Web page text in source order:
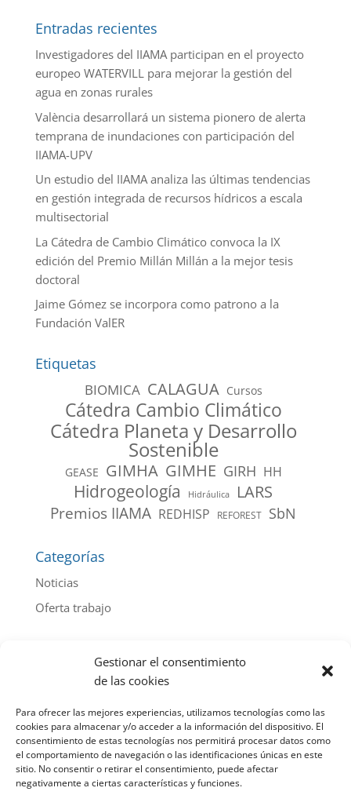
Gestionar el consentimiento
de las cookies
Para ofrecer las mejores experiencias, utilizamos tecnologías como las
cookies para almacenar y/o acceder a la información del dispositivo. El
consentimiento de estas tecnologías nos permitirá procesar datos como
el comportamiento de navegación o las identificaciones únicas en este
sitio. No consentir o retirar el consentimiento, puede afectar
negativamente a ciertas características y funciones.
Entradas recientes
Investigadores del IIAMA participan en el proyecto
europeo WATERVILL para mejorar la gestión del
agua en zonas rurales
València desarrollará un sistema pionero de alerta
temprana de inundaciones con participación del
IIAMA-UPV
Un estudio del IIAMA analiza las últimas tendencias
en gestión integrada de recursos hídricos a escala
multisectorial
La Cátedra de Cambio Climático convoca la IX
edición del Premio Millán Millán a la mejor tesis
doctoral
Jaime Gómez se incorpora como patrono a la
Fundación ValER
Etiquetas
BIOMICA CALAGUA Cursos
Cátedra Cambio Climático
Cátedra Planeta y Desarrollo
Sostenible
GEASE GIMHA GIMHE GIRH HH
Hidrogeología Hidráulica
LARS
Premios IIAMA REDHISP REFOREST SbN
Categorías
Noticias
Oferta trabajo
2024(112)
2023(107)
2022(85)